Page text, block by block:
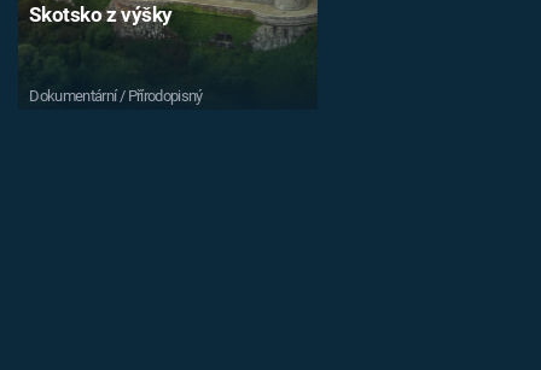
Skotsko z výšky
Dokumentární / Přírodopisný